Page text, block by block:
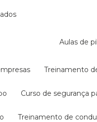
aulas de
treinamento
curso de segurança
treinamento de